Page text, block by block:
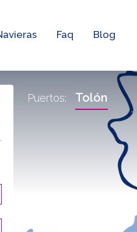
Faq Blog
Puertos: Tolón